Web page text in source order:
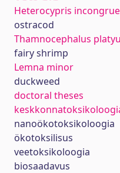
Heterocypris
ostracod
Thamnocephalus
fairy shrimp
Lemna minor
duckweed
doctoral theses
nanoökotoksikoloogia
ökotoksilisus
veetoksikoloogia
biosaadavus